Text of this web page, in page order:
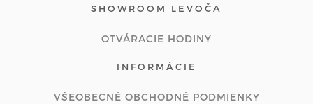
SHOWROOM LEVOČA
OTVÁRACIE HODINY
INFORMÁCIE
VŠEOBECNÉ OBCHODNÉ PODMIENKY